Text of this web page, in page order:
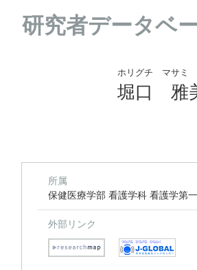
研究者データベ
ホリグチ マサミ
堀口 雅
所属
保健医療学部 看護学科 看護学第
外部リンク